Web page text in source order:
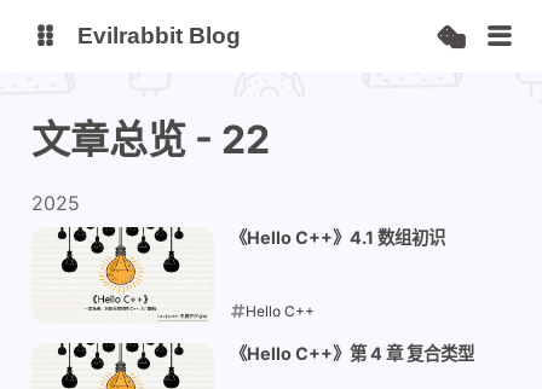
博客 服务状态
Evilrabbit Blog
文章总览 - 22
2025
《Hello C++》4.1 数组初识
Hello C++
2025-11-23
《Hello C++》第 4 章 复合类型